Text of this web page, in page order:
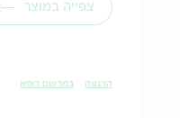
צפייה במוצר
הרגעה במרשם רופא